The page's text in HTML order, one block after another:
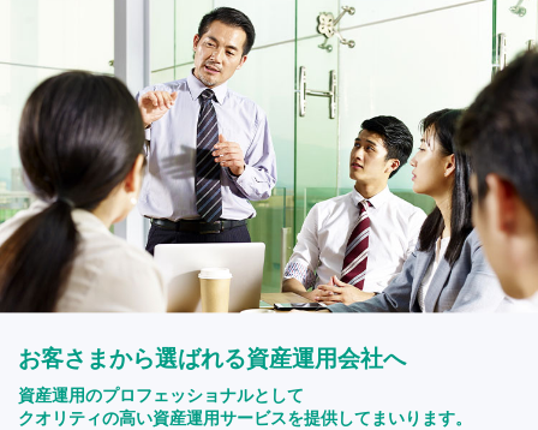
お客さまから選ばれる資産運用会社へ
資産運用のプロフェッショナルとして
クオリティの高い資産運用サービスを提供してまいります。